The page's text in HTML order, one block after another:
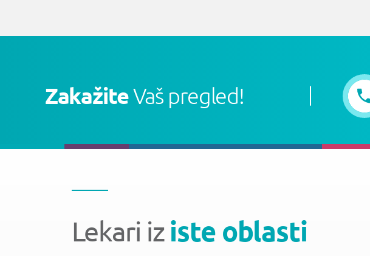
ZakažiteVaš pregled!
Lekari iziste oblasti